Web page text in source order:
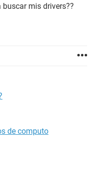
mis drivers??
de computo